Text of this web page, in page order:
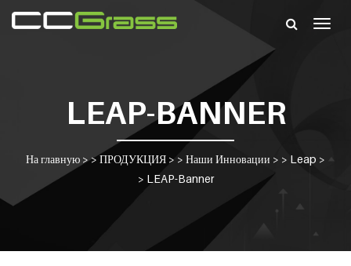
LEAP-BANNER
На главную > >ПРОДУКЦИЯ > > Наши Инновации > > Leap >
> LEAP-Banner